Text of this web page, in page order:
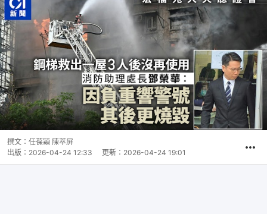
撰文： 任葆穎 陳萃屏
出版： 2026-04-24 12:33 更新： 2026-04-24 19:01